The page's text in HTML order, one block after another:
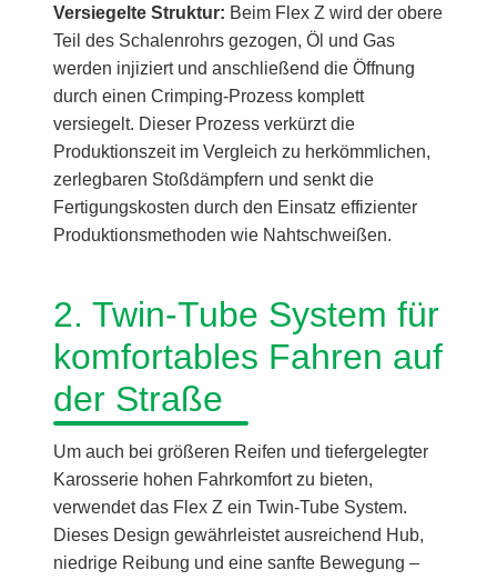
Versiegelte Struktur: Beim Flex Z wird der obere
Teil des Schalenrohrs gezogen, Öl und Gas
werden injiziert und anschließend die Öffnung
durch einen Crimping-Prozess komplett
versiegelt. Dieser Prozess verkürzt die
Produktionszeit im Vergleich zu herkömmlichen,
zerlegbaren Stoßdämpfern und senkt die
Fertigungskosten durch den Einsatz effizienter
Produktionsmethoden wie Nahtschweißen.
2. Twin-Tube System für
komfortables Fahren auf
der Straße
Um auch bei größeren Reifen und tiefergelegter
Karosserie hohen Fahrkomfort zu bieten,
verwendet das Flex Z ein Twin-Tube System.
Dieses Design gewährleistet ausreichend Hub,
niedrige Reibung und eine sanfte Bewegung –